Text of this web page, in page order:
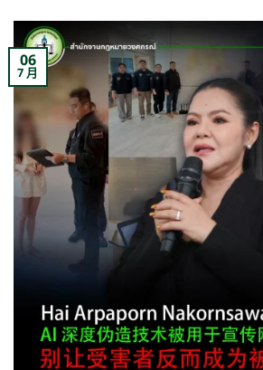
06
7 月